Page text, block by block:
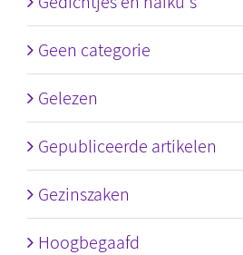
Geen categorie
Gelezen
Gepubliceerde artikelen
Gezinszaken
Hoogbegaafd